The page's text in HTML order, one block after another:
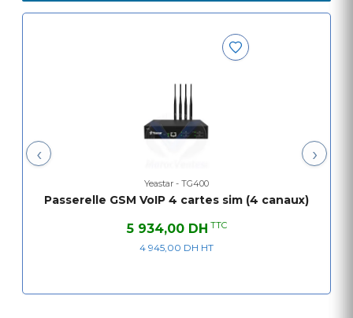
‹ ›
Yeastar - TG400
Passerelle GSM VoIP 4 cartes sim (4 canaux)
5 934,00 DH TTC
4 945,00 DH HT